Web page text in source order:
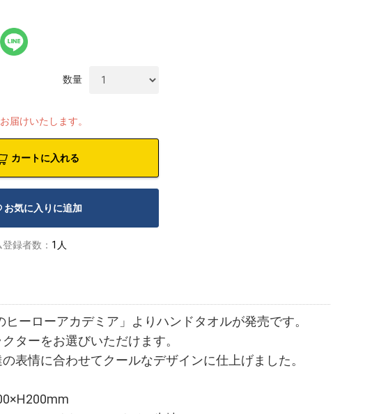
数量
届けいたします。
カートに入れる
お気に入りに追加
録者数： 1人
ヒーローアカデミア」よりハンドタオルが発売です。
ターをお選びいただけます。
表情に合わせてクールなデザインに仕上げました。